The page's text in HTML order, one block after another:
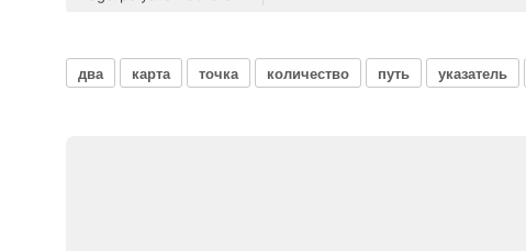
два карта точка количество путь указатель